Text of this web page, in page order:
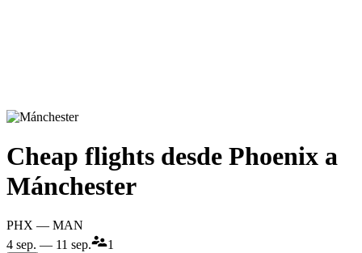
Cheap flights desde Phoenix a
Mánchester
PHX — MAN
4 sep. — 11 sep.
1